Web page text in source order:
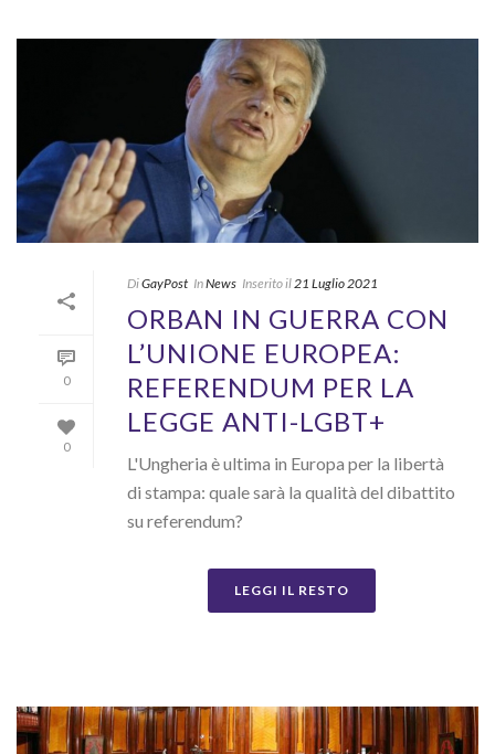
0
0
DiGayPost InNews Inserito il 21 Luglio 2021
ORBAN IN GUERRA CON
L’UNIONE EUROPEA:
REFERENDUM PER LA
LEGGE ANTI-LGBT+
L'Ungheria è ultima in Europa per la libertà
di stampa: quale sarà la qualità del dibattito
su referendum?
LEGGI IL RESTO